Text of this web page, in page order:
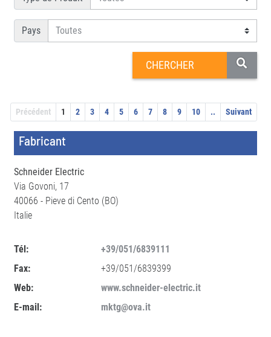
Pays
Précédent 1 2 3 4 5 6 7 8 9 10 .. Suivant
Fabricant
Schneider Electric
Via Govoni, 17
40066 - Pieve di Cento (BO)
Italie
Tél:
+39/051/6839111
Fax:
+39/051/6839399
Web:
www.schneider-electric.it
E-mail:
mktg@ova.it